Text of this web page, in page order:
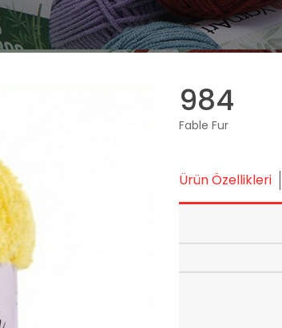
984
Fable Fur
Ürün Özellikleri